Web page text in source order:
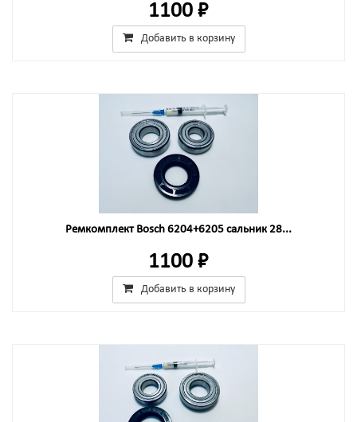
1100 ₽
Добавить в корзину
Ремкомплект Bosch 6204+6205 сальник 28...
1100 ₽
Добавить в корзину